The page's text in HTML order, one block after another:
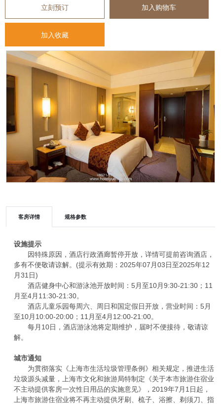
立刻预订 加入购物车
加入收藏
客房详情 规格参数
设施提示
因特殊原因，酒店行政酒廊暂停开放，详情可提前咨询酒店，
多有不便敬请谅解。(提示有效期：2025年07月03日至2025年12
月31日)
酒店健身中心和游泳池开放时间：5月至10月9:30-21:30；11
月至4月11:30-21:30。
酒店儿童乐园每周六、周日和国定假日开放，营业时间：5月
至10月10:00-20:00；11月至4月12:00-21:00。
每月10日，酒店游泳池将定期维护，届时不便接待，敬请谅
解。
城市通知
为贯彻落实《上海市生活垃圾管理条例》相关规定，推进生活
垃圾源头减量，上海市文化和旅游局特制定《关于本市旅游住宿业
不主动提供客房一次性日用品的实施意见》，2019年7月1日起，
上海市旅游住宿业将不再主动提供牙刷、梳子、浴擦、剃须刀、指